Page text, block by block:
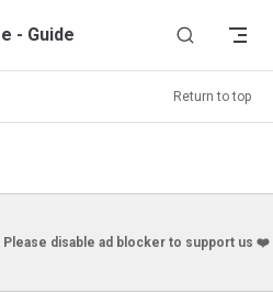
- Guide
Return to top
disable ad blocker to support us ❤️